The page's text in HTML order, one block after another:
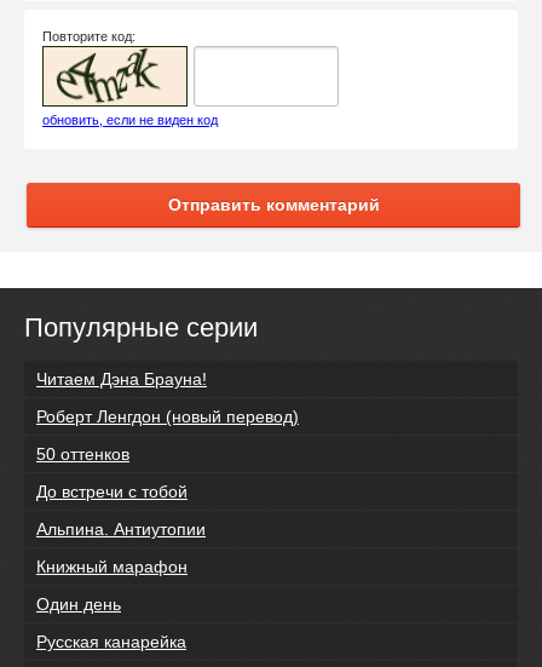
Повторите код:
обновить, если не виден код
Отправить комментарий
Популярные серии
Читаем Дэна Брауна!
Роберт Ленгдон (новый перевод)
50 оттенков
До встречи с тобой
Альпина. Антиутопии
Книжный марафон
Один день
Русская канарейка